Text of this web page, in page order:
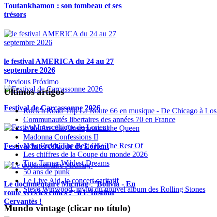
Toutankhamon : son tombeau et ses
trésors
le festival AMERICA du 24 au 27
septembre 2026
Festival de Carcassonne 2026
Festival Interceltique de Lorient
Le documentaire Micmag- "Bolivia - En
route vers les cimes !" à L'Institut
Cervantès !
Previous Próximo
Ultimos artigos
Rock'n'Road Trip La Route 66 en musique - De Chicago à
Communautés libertaires des années 70 en France
« We Are the Champions » the Queen
Madonna Confessions II
New Order, The Best Of / The Rest Of
Les chiffres de la Coupe du monde 2026
Tina Turner Wildest Dreams
50 ans de punk
Le Live Aid, le concert caritatif
Steve Winwood, invité du nouvel album des Rolling Stones
Mundo vintage (clicar no título)